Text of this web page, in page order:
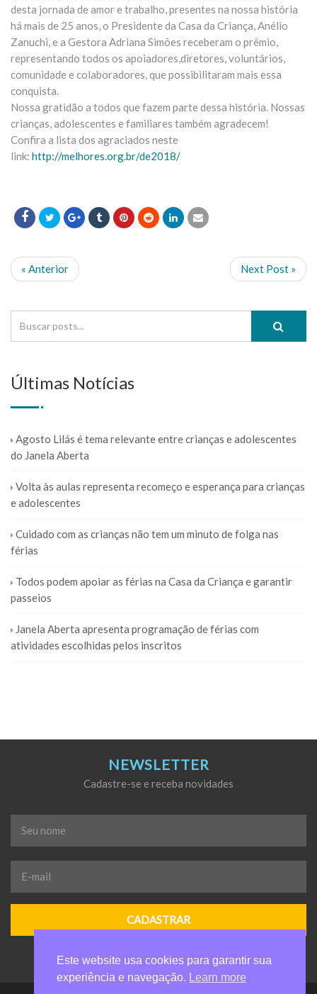
desta jornada de amor e trabalho, presentes na nossa história
há mais de 25 anos, o Presidente da Casa da Criança, Anélio
Zanuchi, e a Gestora Adriana Simões receberam o prêmio,
representando todos os apoiadores,diretores, voluntários,
comunidade e colaboradores, que possibilitaram mais essa
conquista.
Nossa gratidão a todos que fazem parte dessa história. Nossas
crianças, adolescentes e familiares também agradecem!
Confira a lista dos agraciados neste
link: http://melhores.org.br/de2018/
« Anterior Next Post »
Últimas Notícias
Agosto Lilás é tema relevante entre crianças e adolescentes
do Janela Aberta
Volta às aulas representa recomeço e esperança para crianças
e adolescentes
Cuidado com as crianças não tem um minuto de folga nas
férias
Todos podem apoiar as férias na Casa da Criança e garantir
passeios
Janela Aberta apresenta programação de férias com
atividades escolhidas pelos inscritos
NEWSLETTER
Cadastre-se e receba novidades
Seu
nome
*
E-
mail
*
Este website usa cookies para garantir sua
experiência e navegação.
Learn more